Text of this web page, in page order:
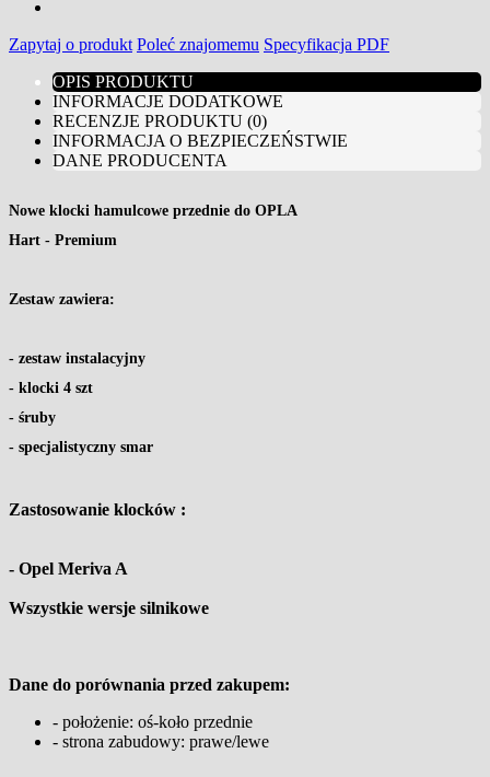
Zapytaj o produkt Poleć znajomemu Specyfikacja PDF
OPIS PRODUKTU
INFORMACJE DODATKOWE
RECENZJE PRODUKTU (0)
INFORMACJA O BEZPIECZEŃSTWIE
DANE PRODUCENTA
Nowe klocki hamulcowe przednie do OPLA
Hart - Premium
Zestaw zawiera:
- zestaw instalacyjny
- klocki 4 szt
- śruby
- specjalistyczny smar
Zastosowanie klocków :
- Opel Meriva A
Wszystkie wersje silnikowe
Dane do porównania przed zakupem:
- położenie: oś-koło przednie
- strona zabudowy: prawe/lewe